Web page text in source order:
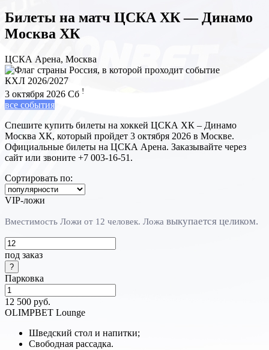
Билеты на матч ЦСКА ХК — Динамо
Москва ХК
ЦСКА Арена, Москва
КХЛ 2026/2027
3 октября 2026 Сб !
все события
Спешите купить билеты на хоккей ЦСКА ХК – Динамо
Москва ХК, который пройдет 3 октября 2026 в Москве.
Официальные билеты на ЦСКА Арена. Заказывайте через
сайт или звоните +7 003-16-51.
Сортировать по:
VIP-ложи
Вместимость Ложи от 12 человек. Ложа выкупается целиком.
под заказ
Парковка
12 500 руб.
OLIMPBET Lounge
Шведский стол и напитки;
Свободная рассадка.